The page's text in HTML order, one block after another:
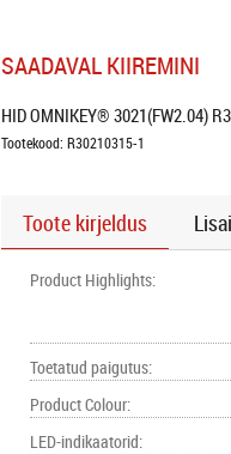
SAADAVAL KIIREMINI
HID OMNIKEY® 3021(FW2.04)
Tootekood: R30210315-1
Toote kirjeldus
Product Highlights:
Toetatud paigutus:
Product Colour:
LED-indikaatorid: